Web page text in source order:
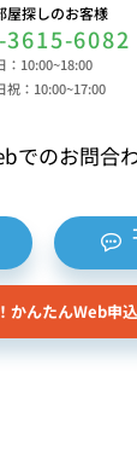
ご連絡等に関す
は、弊社のデータ
登録されるお客様
れます。 （2）弊
不動産所有者様お
だいた個人また
オーナーサイト
から取得した不
ーナー様」といい
得する個人情
屋探しのお客様
3615-6082
：10:00~18:00
祝：10:00~17:00
でのお問合
かんたんWeb申